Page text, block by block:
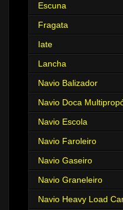
Escuna
Fragata
Iate
Lancha
Navio Balizador
Navio Doca
Navio Escola
Navio Faroleiro
Navio Gaseiro
Navio Graneleiro
Navio Heavy Load